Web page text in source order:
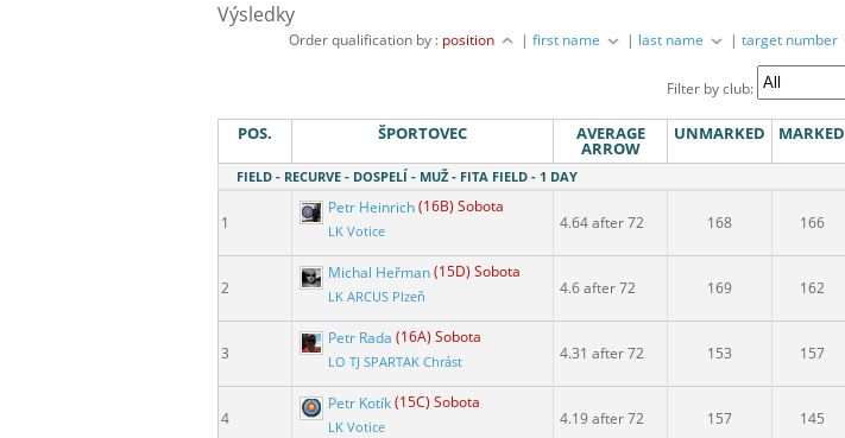
Výsledky
Order qualification by : position |first name | last name |target number
Filter by club:
POS. ŠPORTOVEC AVERAGE
ARROW
UNMARKED MARKED
FIELD - RECURVE - DOSPELÍ - MUŽ - FITA FIELD - 1 DAY
1
Petr Heinrich(16B) Sobota
LK Votice 4.64 after 72 168 166
2
Michal Heřman(15D) Sobota
LK ARCUS Plzeň 4.6 after 72 169 162
3
Petr Rada (16A) Sobota
LO TJ SPARTAK Chrást 4.31 after 72 153 157
4
Petr Kotík(15C) Sobota
LK Votice 4.19 after 72 157 145